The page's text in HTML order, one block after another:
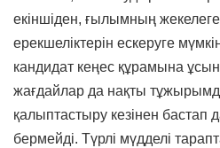
екіншіден, ғылымның
ерекшеліктерін ескеруге
кандидат кеңес құрамына
жағдайлар да нақты
қалыптастыру кезінен
бермейді. Түрлі мүдделі